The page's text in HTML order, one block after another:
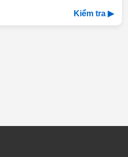
Kiểm tra ▶